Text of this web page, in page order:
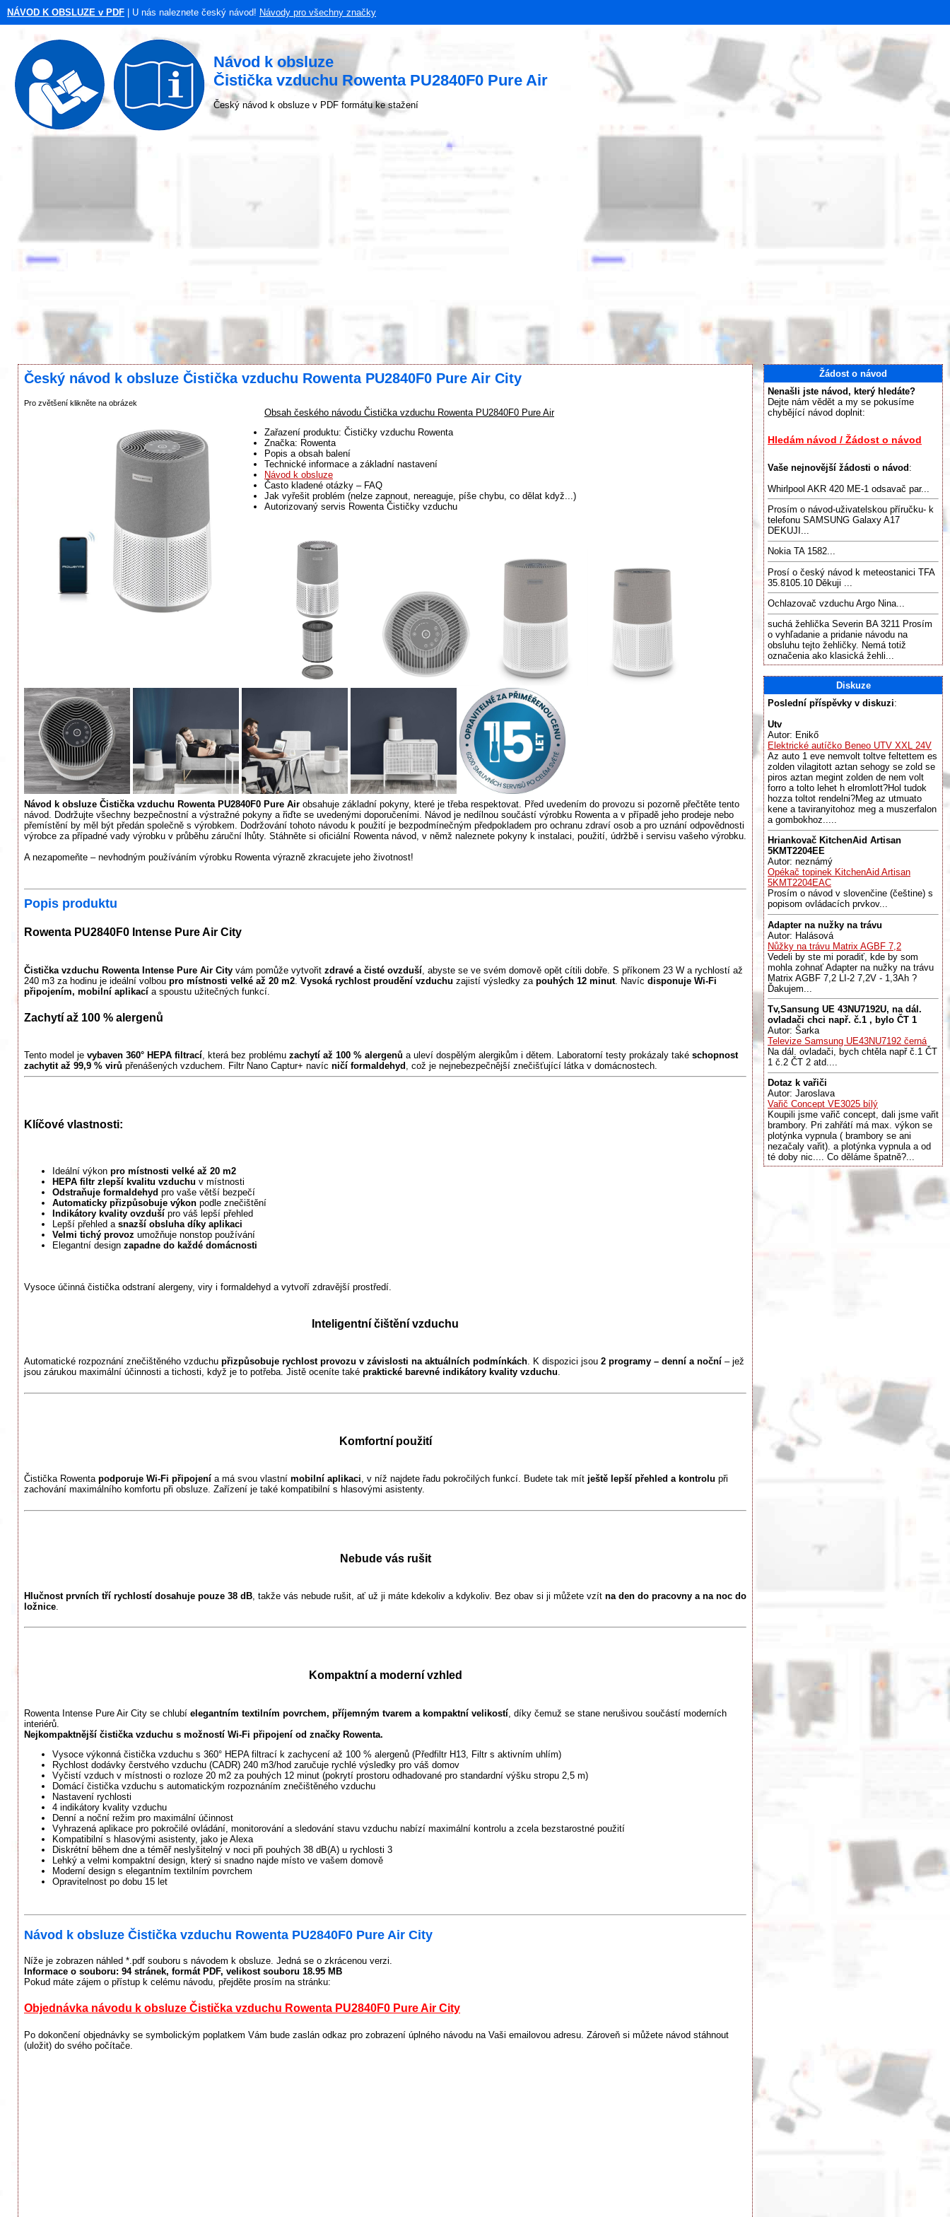
NÁVOD K OBSLUZE v PDF | U nás naleznete český návod! Návody pro všechny značky
Návod k obsluze
Čistička vzduchu Rowenta PU2840F0 Pure Air
Český návod k obsluze v PDF formátu ke stažení
Český návod k obsluze Čistička vzduchu Rowenta PU2840F0 Pure Air City
Pro zvětšení klikněte na obrázek
Obsah českého návodu Čistička vzduchu Rowenta PU2840F0 Pure Air
Zařazení produktu: Čističky vzduchu Rowenta
Značka: Rowenta
Popis a obsah balení
Technické informace a základní nastavení
Návod k obsluze
Často kladené otázky – FAQ
Jak vyřešit problém (nelze zapnout, nereaguje, píše chybu, co dělat když...)
Autorizovaný servis Rowenta Čističky vzduchu
Návod k obsluze Čistička vzduchu Rowenta PU2840F0 Pure Air obsahuje základní pokyny, které je třeba respektovat. Před uvedením do provozu si pozorně přečtěte tento
návod. Dodržujte všechny bezpečnostní a výstražné pokyny a řiďte se uvedenými doporučeními. Návod je nedílnou součástí výrobku Rowenta a v případě jeho prodeje nebo
přemístění by měl být předán společně s výrobkem. Dodržování tohoto návodu k použití je bezpodmínečným předpokladem pro ochranu zdraví osob a pro uznání odpovědnosti
výrobce za případné vady výrobku v průběhu záruční lhůty. Stáhněte si oficiální Rowenta návod, v němž naleznete pokyny k instalaci, použití, údržbě i servisu vašeho výrobku.
A nezapomeňte – nevhodným používáním výrobku Rowenta výrazně zkracujete jeho životnost!
Popis produktu
Rowenta PU2840F0 Intense Pure Air City
Čistička vzduchu Rowenta Intense Pure Air City vám pomůže vytvořit zdravé a čisté ovzduší , abyste se ve svém domově opět cítili dobře. S příkonem 23 W a rychlostí až
240 m3 za hodinu je ideální volbou pro místnosti velké až 20 m2 Vysoká rychlost proudění vzduchu zajistí výsledky za pouhých 12 minut. Navíc disponuje Wi-Fi
připojením, mobilní aplikací a spoustu užitečných funkcí.
Zachytí až 100 % alergenů
Tento model je vybaven 360° HEPA filtrací, která bez problému zachytí až 100 % alergenů a uleví dospělým alergikům i dětem. Laboratorní testy prokázaly také schopnost
zachytit až 99,9 % virů přenášených vzduchem. Filtr Nano Captur+ navíc ničí formaldehyd , což je nejnebezpečnější znečišťující látka v domácnostech.
Klíčové vlastnosti:
Ideální výkon pro místnosti velké až 20 m2
HEPA filtr zlepší kvalitu vzduchu v místnosti
Odstraňuje formaldehyd pro vaše větší bezpečí
Automaticky přizpůsobuje výkon podle znečištění
Indikátory kvality ovzduší pro váš lepší přehled
Lepší přehled a snazší obsluha díky aplikaci
Velmi tichý provoz umožňuje nonstop používání
Elegantní design zapadne do každé domácnosti
Vysoce účinná čistička odstraní alergeny, viry i formaldehyd a vytvoří zdravější prostředí.
Inteligentní čištění vzduchu
Automatické rozpoznání znečištěného vzduchu přizpůsobuje rychlost provozu v závislosti na aktuálních podmínkách. K dispozici jsou 2 programy – denní a noční – jež
jsou zárukou maximální účinnosti a tichosti, když je to potřeba. Jistě oceníte také praktické barevné indikátory kvality vzduchu.
Komfortní použití
Čistička Rowenta podporuje Wi-Fi připojení a má svou vlastní mobilní aplikaci , v níž najdete řadu pokročilých funkcí. Budete tak mít ještě lepší přehled a kontrolu při
zachování maximálního komfortu při obsluze. Zařízení je také kompatibilní s hlasovými asistenty.
Nebude vás rušit
Hlučnost prvních tří rychlostí dosahuje pouze 38 dB , takže vás nebude rušit, ať už ji máte kdekoliv a kdykoliv. Bez obav si ji můžete vzít na den do pracovny a na noc do
ložnice
Kompaktní a moderní vzhled
Rowenta Intense Pure Air City se chlubí elegantním textilním povrchem, příjemným tvarem a kompaktní velikostí , díky čemuž se stane nerušivou součástí moderních
interiérů.
Nejkompaktnější čistička vzduchu s možností Wi-Fi připojení od značky Rowenta.
Vysoce výkonná čistička vzduchu s 360° HEPA filtrací k zachycení až 100 % alergenů (Předfiltr H13, Filtr s aktivním uhlím)
Rychlost dodávky čerstvého vzduchu (CADR) 240 m3/hod zaručuje rychlé výsledky pro váš domov
Vyčistí vzduch v místnosti o rozloze 20 m2 za pouhých 12 minut (pokrytí prostoru odhadované pro standardní výšku stropu 2,5 m)
Domácí čistička vzduchu s automatickým rozpoznáním znečištěného vzduchu
Nastavení rychlosti
4 indikátory kvality vzduchu
Denní a noční režim pro maximální účinnost
Vyhrazená aplikace pro pokročilé ovládání, monitorování a sledování stavu vzduchu nabízí maximální kontrolu a zcela bezstarostné použití
Kompatibilní s hlasovými asistenty, jako je Alexa
Diskrétní během dne a téměř neslyšitelný v noci při pouhých 38 dB(A) u rychlosti 3
Lehký a velmi kompaktní design, který si snadno najde místo ve vašem domově
Moderní design s elegantním textilním povrchem
Opravitelnost po dobu 15 let
Návod k obsluze Čistička vzduchu Rowenta PU2840F0 Pure Air City
Níže je zobrazen náhled *.pdf souboru s návodem k obsluze. Jedná se o zkrácenou verzi.
Informace o souboru: 94 stránek, formát PDF, velikost souboru 18.95 MB
Pokud máte zájem o přístup k celému návodu, přejděte prosím na stránku:
Objednávka návodu k obsluze Čistička vzduchu Rowenta PU2840F0 Pure Air City
Po dokončení objednávky se symbolickým poplatkem Vám bude zaslán odkaz pro zobrazení úplného návodu na Vaši emailovou adresu. Zároveň si můžete návod stáhnout
(uložit) do svého počítače.
Žádost o návod
Nenašli jste návod, který hledáte?
Dejte nám vědět a my se pokusíme
chybějící návod doplnit:
Hledám návod / Žádost o návod
Vaše nejnovější žádosti o návod :
Whirlpool AKR 420 ME-1 odsavač par...
Prosím o návod-uživatelskou příručku- k
telefonu SAMSUNG Galaxy A17
DEKUJI...
Nokia TA 1582...
Prosí o český návod k meteostanici TFA
35.8105.10 Děkuji ...
Ochlazovač vzduchu Argo Nina...
suchá žehlička Severin BA 3211 Prosím
o vyhľadanie a pridanie návodu na
obsluhu tejto žehličky. Nemá totiž
označenia ako klasická žehli...
Diskuze
Poslední příspěvky v diskuzi:
Utv
Autor: Enikő
Elektrické autíčko Beneo UTV XXL 24V
Az auto 1 eve nemvolt toltve feltettem es
zolden vilagitott aztan sehogy se zold se
piros aztan megint zolden de nem volt
forro a tolto lehet h elromlott?Hol tudok
hozza toltot rendelni?Meg az utmuato
kene a taviranyitohoz meg a muszerfalon
a gombokhoz.....
Hriankovač KitchenAid Artisan
5KMT2204EE
Autor: neznámý
Opékač topinek KitchenAid Artisan
5KMT2204EAC
Prosím o návod v slovenčine (češtine) s
popisom ovládacích prvkov...
Adapter na nužky na trávu
Autor: Halásová
Nůžky na trávu Matrix AGBF 7,2
Vedeli by ste mi poradiť, kde by som
mohla zohnať Adapter na nužky na trávu
Matrix AGBF 7,2 LI-2 7,2V - 1,3Ah ?
Ďakujem...
Tv,Sansung UE 43NU7192U, na dál.
ovladači chci např. č.1 , bylo ČT 1
Autor: Šarka
Televize Samsung UE43NU7192 černá
Na dál. ovladači, bych chtěla např č.1 ČT
1 č.2 ČT 2 atd....
Dotaz k vařiči
Autor: Jaroslava
Vařič Concept VE3025 bílý
Koupili jsme vařič concept, dali jsme vařit
brambory. Pri zahřátí má max. výkon se
plotýnka vypnula ( brambory se ani
nezačaly vařit). a plotýnka vypnula a od
té doby nic.... Co děláme špatně?...